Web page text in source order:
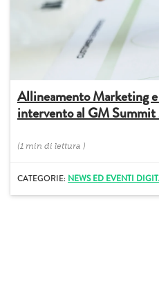
Allineamento Marketing
intervento al GM
(1 min di lettura )
CATEGORIE: NEWS ED EVENTI